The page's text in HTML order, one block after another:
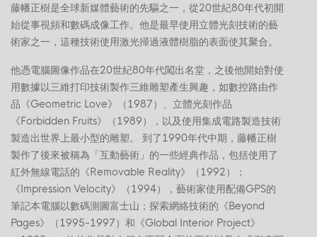
藤幡正樹是全球新媒體藝術的先驅之一，從20世紀80年代初開
始從事視頻和數碼成像工作。他是最早使用立體光刻技術的藝
術家之一，這種技術使用激光掃過液體樹脂的表面使其聚合。
他憑電腦圖像作品在20世紀80年代闖出名堂，之後他開始對使
用數據以三維打印技術製作三維雕塑產生興趣，如數控路由作
品《Geometric Love》（1987）、立體光刻作品
《Forbidden Fruits》（1989），以及使用集成電路製造技術
製造出世界上最小型的雕塑。 到了1990年代中期，藤幡正樹
製作了後來被稱為「互動藝術」的一些經典作品，包括使用了
紅外無線電話的《Removable Reality》（1992）；
《Impression Velocity》（1994），藝術家使用配備GPS的
筆記本電腦以數碼測圖富士山；探索網絡技術的《Beyond
Pages》（1995-1997）和《Global Interior Project》